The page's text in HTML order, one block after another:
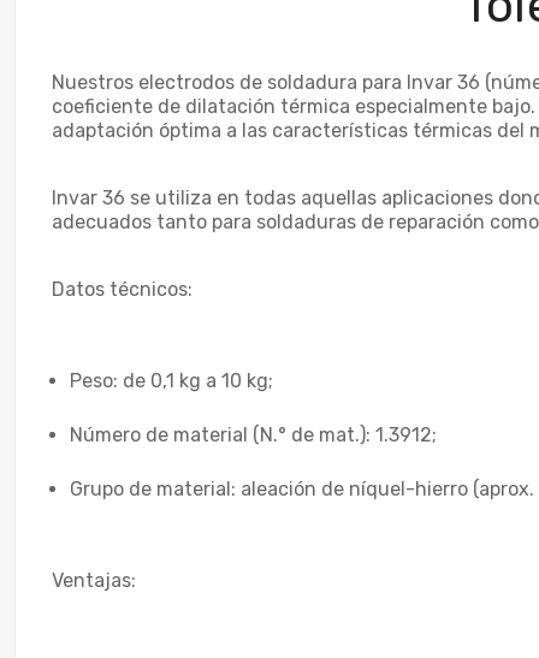
Nuestros electrodos de soldadura para Invar 36
coeficiente de dilatación térmica especialmente
adaptación óptima a las características térmicas del
Invar 36 se utiliza en todas aquellas aplicaciones
adecuados tanto para soldaduras de reparación
Datos técnicos:
Peso: de 0,1 kg a 10 kg;
Número de material (N.° de mat.): 1.3912;
Grupo de material: aleación de níquel-hierro (aprox.
Ventajas: